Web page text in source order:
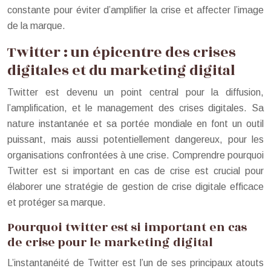
constante pour éviter d’amplifier la crise et affecter l’image
de la marque.
Twitter : un épicentre des crises
digitales et du marketing digital
Twitter est devenu un point central pour la diffusion,
l’amplification, et le management des crises digitales. Sa
nature instantanée et sa portée mondiale en font un outil
puissant, mais aussi potentiellement dangereux, pour les
organisations confrontées à une crise. Comprendre pourquoi
Twitter est si important en cas de crise est crucial pour
élaborer une stratégie de gestion de crise digitale efficace
et protéger sa marque.
Pourquoi twitter est si important en cas
de crise pour le marketing digital
L’instantanéité de Twitter est l’un de ses principaux atouts